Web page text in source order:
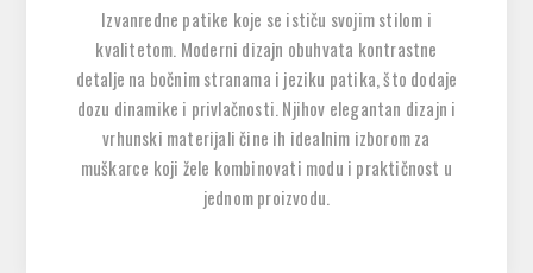
Izvanredne patike koje se ističu svojim stilom i
kvalitetom. Moderni dizajn obuhvata kontrastne
detalje na bočnim stranama i jeziku patika, što dodaje
dozu dinamike i privlačnosti. Njihov elegantan dizajn i
vrhunski materijali čine ih idealnim izborom za
muškarce koji žele kombinovati modu i praktičnost u
jednom proizvodu.